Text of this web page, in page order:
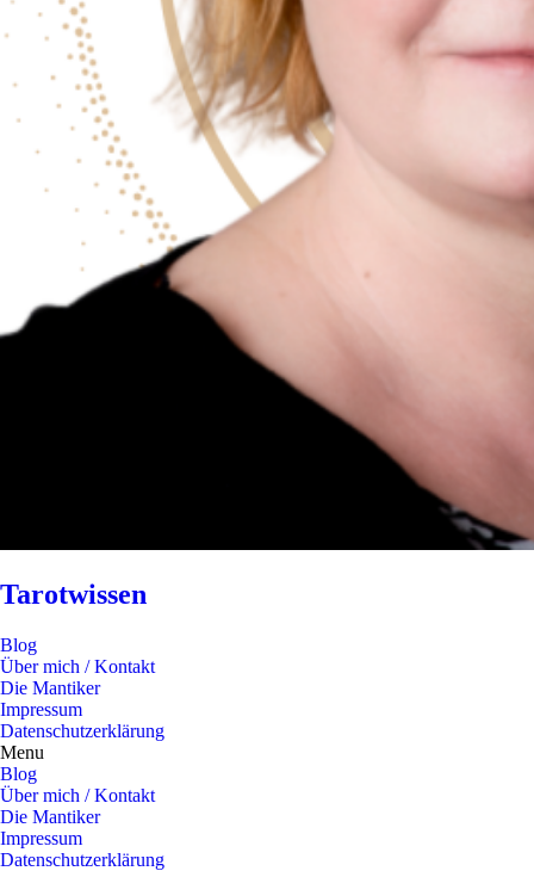
Tarotwissen
Blog
Über mich / Kontakt
Die Mantiker
Impressum
Datenschutzerklärung
Menu
Blog
Über mich / Kontakt
Die Mantiker
Impressum
Datenschutzerklärung